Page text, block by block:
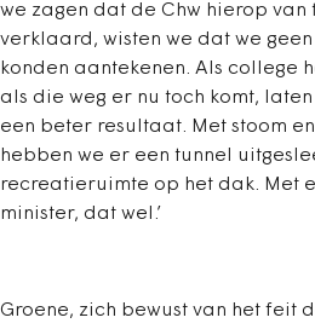
we zagen dat de Chw hierop van
verklaard, wisten we dat we
konden aantekenen. Als college
als die weg er nu toch komt,
een beter resultaat. Met stoom
hebben we er een tunnel
recreatieruimte op het dak. Met
minister, dat wel.’
Groene, zich bewust van het feit